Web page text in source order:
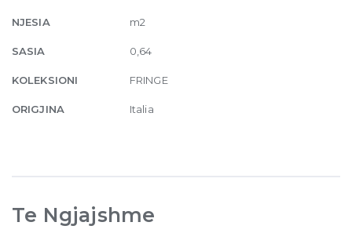
NJESIA m2
SASIA 0,64
KOLEKSIONI FRINGE
ORIGJINA Italia
Te Ngjajshme